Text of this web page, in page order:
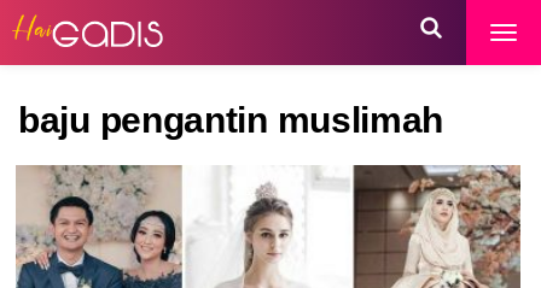
baju pengantin muslimah